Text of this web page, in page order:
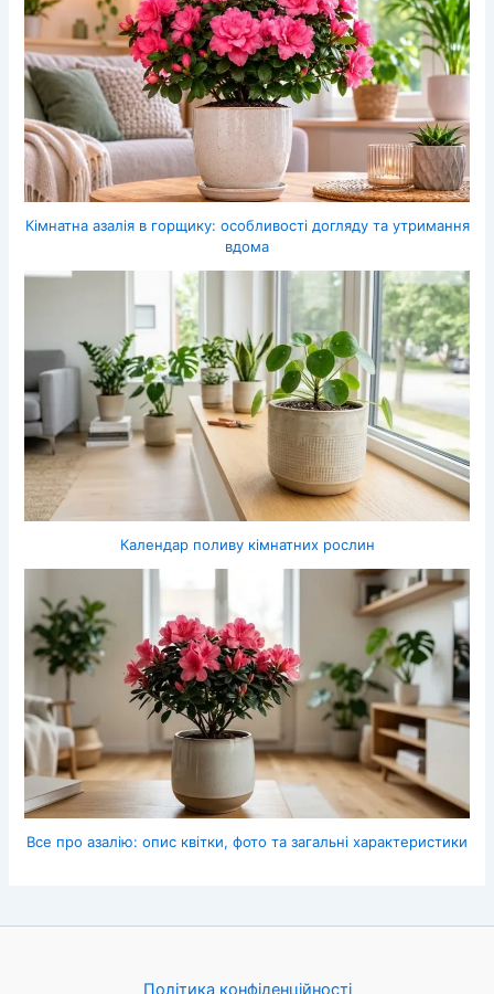
Кімнатна азалія в горщику: особливості догляду та утримання
вдома
Календар поливу кімнатних рослин
Все про азалію: опис квітки, фото та загальні характеристики
Політика конфіденційності